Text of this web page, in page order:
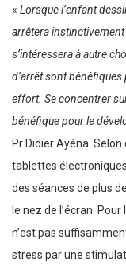
« Lorsque l’enfant
arrêtera instinctivement
s’intéressera à autre
d’arrêt sont
effort. Se concentrer
bénéfique pour le
Pr Didier Ayéna.
tablettes
des séances de plus
le nez de l’écran.
n’est pas
stress par une